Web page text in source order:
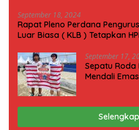
September 18, 2024
Rapat Pleno Perdana
Luar Biasa ( KLB ) Tetapkan
September 17,
Sepatu Roda
Mendali